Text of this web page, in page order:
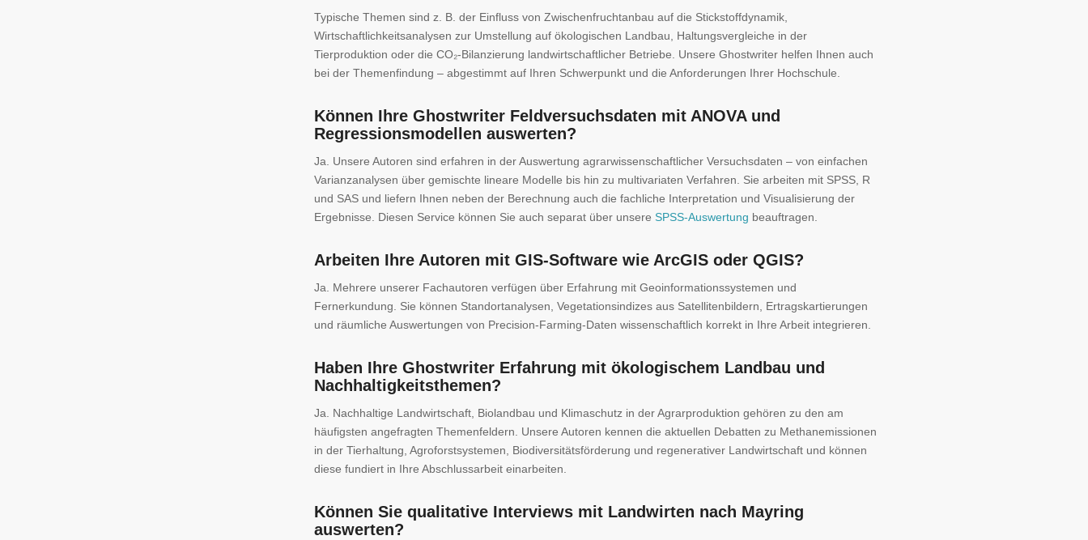
Typische Themen sind z. B. der Einfluss von Zwischenfruchtanbau auf die Stickstoffdynamik,
Wirtschaftlichkeitsanalysen zur Umstellung auf ökologischen Landbau, Haltungsvergleiche in der
Tierproduktion oder die CO₂-Bilanzierung landwirtschaftlicher Betriebe. Unsere Ghostwriter helfen Ihnen auch
bei der Themenfindung – abgestimmt auf Ihren Schwerpunkt und die Anforderungen Ihrer Hochschule.
Können Ihre Ghostwriter Feldversuchsdaten mit ANOVA und
Regressionsmodellen auswerten?
Ja. Unsere Autoren sind erfahren in der Auswertung agrarwissenschaftlicher Versuchsdaten – von einfachen
Varianzanalysen über gemischte lineare Modelle bis hin zu multivariaten Verfahren. Sie arbeiten mit SPSS, R
und SAS und liefern Ihnen neben der Berechnung auch die fachliche Interpretation und Visualisierung der
Ergebnisse. Diesen Service können Sie auch separat über unsere SPSS-Auswertung beauftragen.
Arbeiten Ihre Autoren mit GIS-Software wie ArcGIS oder QGIS?
Ja. Mehrere unserer Fachautoren verfügen über Erfahrung mit Geoinformationssystemen und
Fernerkundung. Sie können Standortanalysen, Vegetationsindizes aus Satellitenbildern, Ertragskartierungen
und räumliche Auswertungen von Precision-Farming-Daten wissenschaftlich korrekt in Ihre Arbeit integrieren.
Haben Ihre Ghostwriter Erfahrung mit ökologischem Landbau und
Nachhaltigkeitsthemen?
Ja. Nachhaltige Landwirtschaft, Biolandbau und Klimaschutz in der Agrarproduktion gehören zu den am
häufigsten angefragten Themenfeldern. Unsere Autoren kennen die aktuellen Debatten zu Methanemissionen
in der Tierhaltung, Agroforstsystemen, Biodiversitätsförderung und regenerativer Landwirtschaft und können
diese fundiert in Ihre Abschlussarbeit einarbeiten.
Können Sie qualitative Interviews mit Landwirten nach Mayring
auswerten?